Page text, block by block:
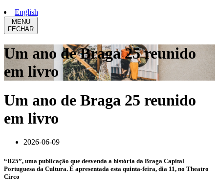
English
MENU
FECHAR
Um ano de Braga 25 reunido
em livro
Um ano de Braga 25 reunido
em livro
2026-06-09
“B25”, uma publicação que desvenda a história da Braga Capital
Portuguesa da Cultura. É apresentada esta quinta-feira, dia 11, no Theatro
Circo